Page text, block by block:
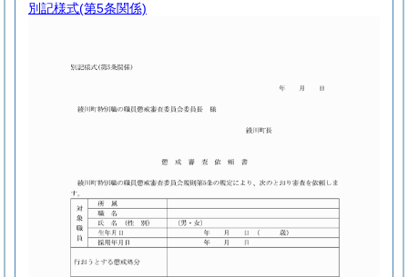
別記様式(第5条関係)